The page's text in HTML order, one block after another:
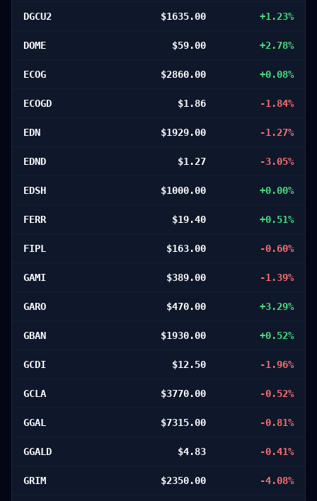
DGCU2 $1635.00 +1.23%
DOME $59.00 +2.78%
ECOG $2860.00 +0.08%
ECOGD $1.86 -1.84%
EDN $1929.00 -1.27%
EDND $1.27 -3.05%
EDSH $1000.00 +0.00%
FERR $19.40 +0.51%
FIPL $163.00 -0.60%
GAMI $389.00 -1.39%
GARO $470.00 +3.29%
GBAN $1930.00 +0.52%
GCDI $12.50 -1.96%
GCLA $3770.00 -0.52%
GGAL $7315.00 -0.81%
GGALD $4.83 -0.41%
GRIM $2350.00 -4.08%